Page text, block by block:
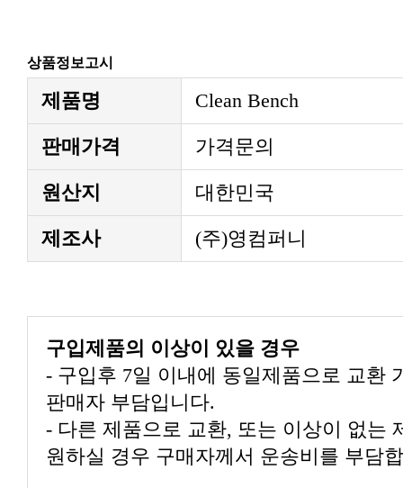
상품정보고시
제품명 Clean Bench
판매가격 가격문의
원산지 대한민국
제조사 (주)영컴퍼니
구입제품의 이상이 있을 경우
판매자 부담입니다.
원하실 경우 구매자께서 운송비를 부담